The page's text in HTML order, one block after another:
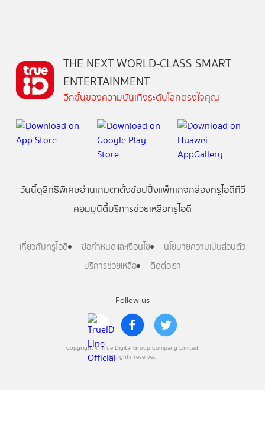
Follow us
Copyright © True Digital Group Company Limited.
All rights reserved
THE NEXT WORLD-CLASS SMART
ENTERTAINMENT
อีกขั้นของความบันเทิงระดับโลกตรงใจคุณ
วันนี้ดูสิทธิพิเศษอ่านเกมตาตั้งช้อปปิ้งแพ็กเกจกล่องทรูไอดีทีวี
คอมมูนิตี้บริการช่วยเหลือทรูไอดี
เกี่ยวกับทรูไอดี ข้อกำหนดและเงื่อนไข
นโยบายความเป็นส่วนตัว
บริการช่วยเหลือ
ติดต่อเรา